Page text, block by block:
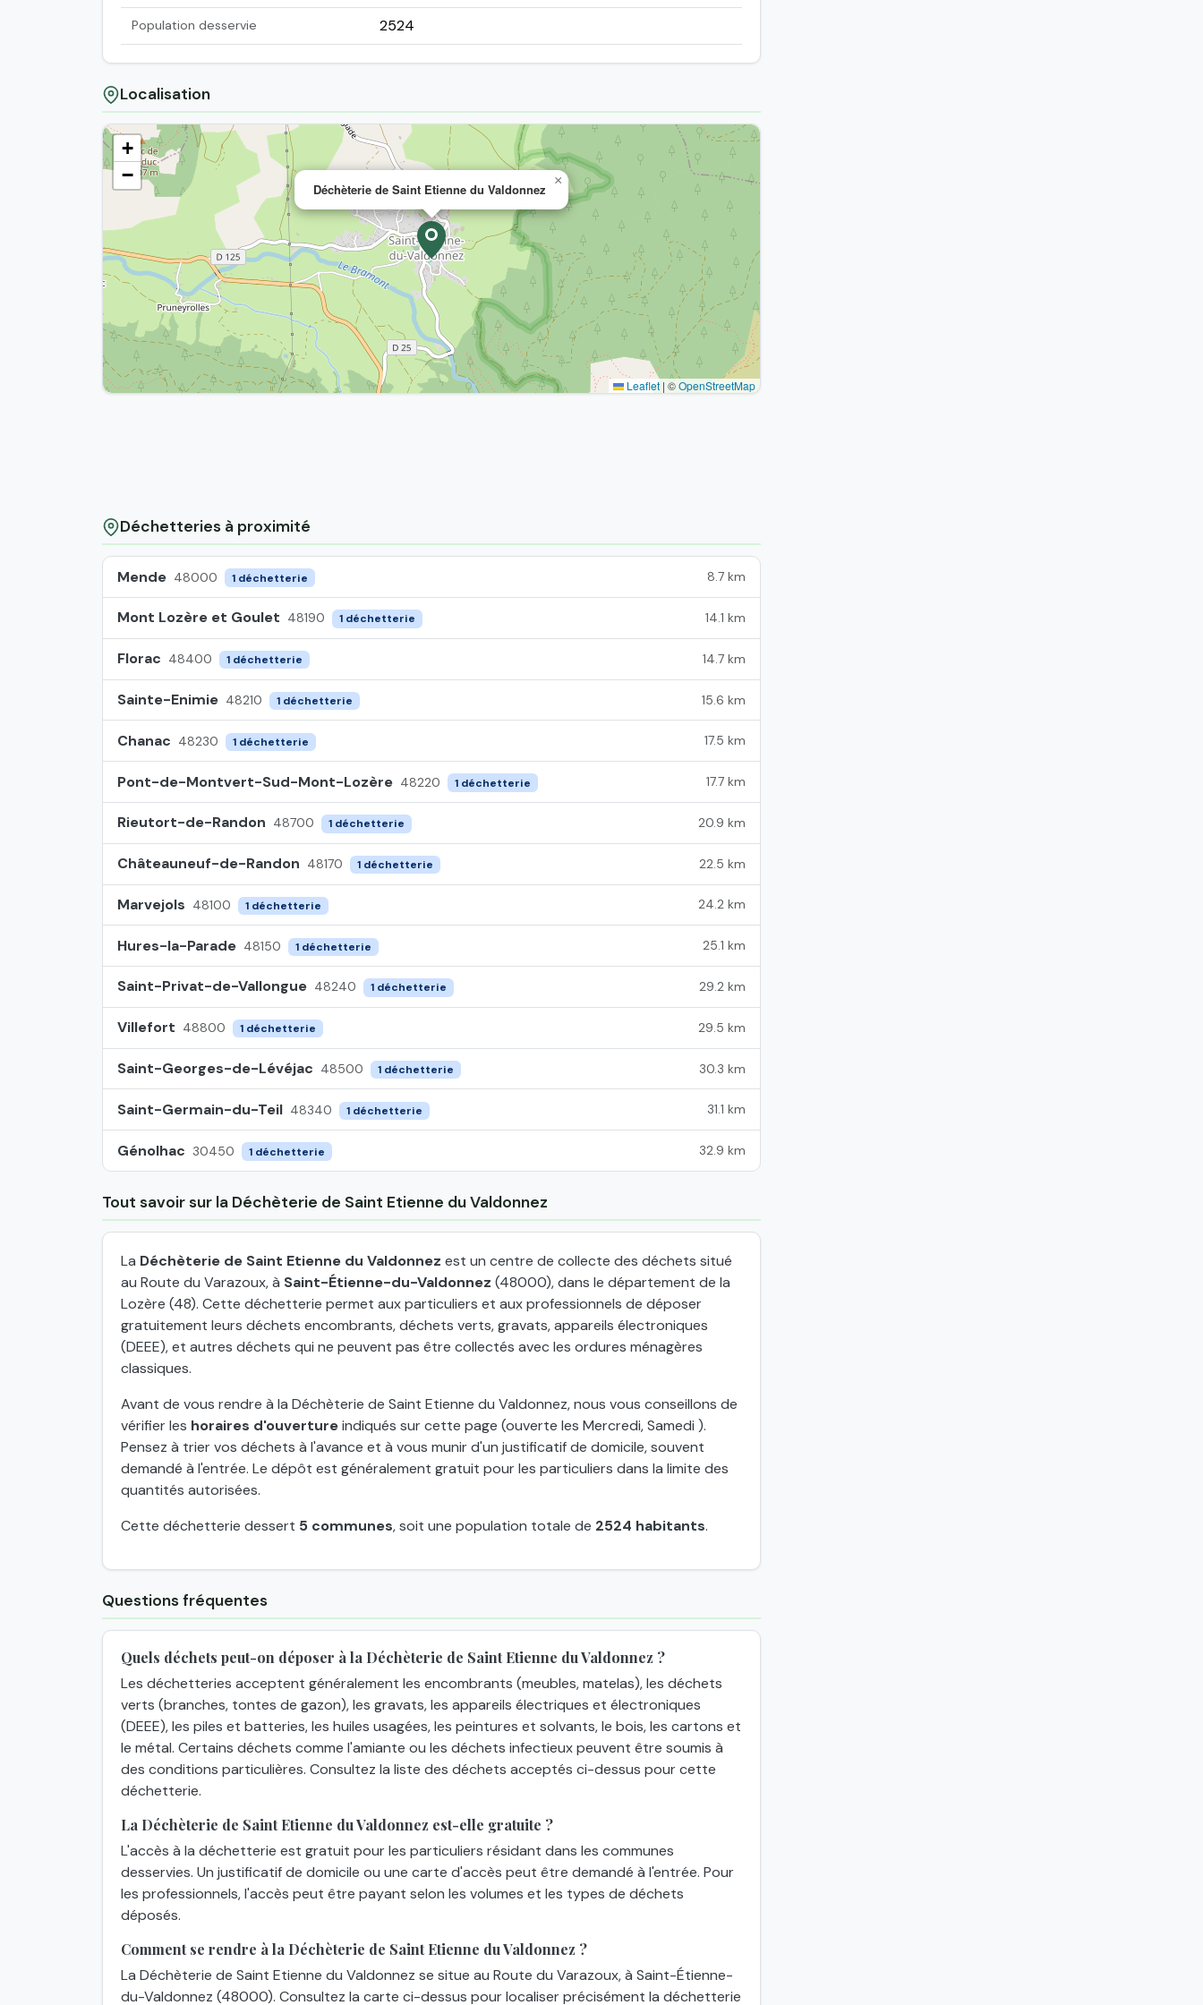
Population desservie 2524
Localisation
Déchèterie de Saint Etienne du Valdonnez
×
+
−
Leaflet | ©OpenStreetMap
Déchetteries à proximité
Mende 48000 1 déchetterie 8.7 km
Mont Lozère et Goulet 48190 1 déchetterie 14.1 km
Florac 48400 1 déchetterie 14.7 km
Sainte-Enimie 48210 1 déchetterie 15.6 km
Chanac 48230 1 déchetterie 17.5 km
Pont-de-Montvert-Sud-Mont-Lozère 48220 1 déchetterie 17.7 km
Rieutort-de-Randon 48700 1 déchetterie 20.9 km
Châteauneuf-de-Randon 48170 1 déchetterie 22.5 km
Marvejols 48100 1 déchetterie 24.2 km
Hures-la-Parade 48150 1 déchetterie 25.1 km
Saint-Privat-de-Vallongue 48240 1 déchetterie 29.2 km
Villefort 48800 1 déchetterie 29.5 km
Saint-Georges-de-Lévéjac 48500 1 déchetterie 30.3 km
Saint-Germain-du-Teil 48340 1 déchetterie 31.1 km
Génolhac 30450 1 déchetterie 32.9 km
Tout savoir sur la Déchèterie de Saint Etienne du Valdonnez
La Déchèterie de Saint Etienne du Valdonnez est un centre de collecte des déchets situé
au Route du Varazoux, à Saint-Étienne-du-Valdonnez (48000), dans le département de la
Lozère (48). Cette déchetterie permet aux particuliers et aux professionnels de déposer
gratuitement leurs déchets encombrants, déchets verts, gravats, appareils électroniques
(DEEE), et autres déchets qui ne peuvent pas être collectés avec les ordures ménagères
classiques.
Avant de vous rendre à la Déchèterie de Saint Etienne du Valdonnez, nous vous conseillons de
vérifier les horaires d'ouvertureindiqués sur cette page (ouverte les Mercredi, Samedi ).
Pensez à trier vos déchets à l'avance et à vous munir d'un justificatif de domicile, souvent
demandé à l'entrée. Le dépôt est généralement gratuit pour les particuliers dans la limite des
quantités autorisées.
Cette déchetterie dessert 5 communes, soit une population totale de 2524 habitants.
Questions fréquentes
Quels déchets peut-on déposer à la Déchèterie de Saint Etienne du Valdonnez ?
Les déchetteries acceptent généralement les encombrants (meubles, matelas), les déchets
verts (branches, tontes de gazon), les gravats, les appareils électriques et électroniques
(DEEE), les piles et batteries, les huiles usagées, les peintures et solvants, le bois, les cartons et
le métal. Certains déchets comme l'amiante ou les déchets infectieux peuvent être soumis à
des conditions particulières. Consultez la liste des déchets acceptés ci-dessus pour cette
déchetterie.
La Déchèterie de Saint Etienne du Valdonnez est-elle gratuite ?
L'accès à la déchetterie est gratuit pour les particuliers résidant dans les communes
desservies. Un justificatif de domicile ou une carte d'accès peut être demandé à l'entrée. Pour
les professionnels, l'accès peut être payant selon les volumes et les types de déchets
déposés.
Comment se rendre à la Déchèterie de Saint Etienne du Valdonnez ?
La Déchèterie de Saint Etienne du Valdonnez se situe au Route du Varazoux, à Saint-Étienne-
du-Valdonnez (48000). Consultez la carte ci-dessus pour localiser précisément la déchetterie